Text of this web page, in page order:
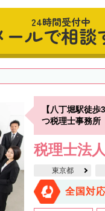
24時間受付中
ールで相談
【八丁堀駅徒
つ税理士事務所
税理士法
東京都
全国対応